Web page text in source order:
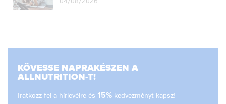
KÖVESSE NAPRAKÉSZEN A
ALLNUTRITION-T!
Iratkozz fel a hírlevélre és 15% kedvezményt kapsz!